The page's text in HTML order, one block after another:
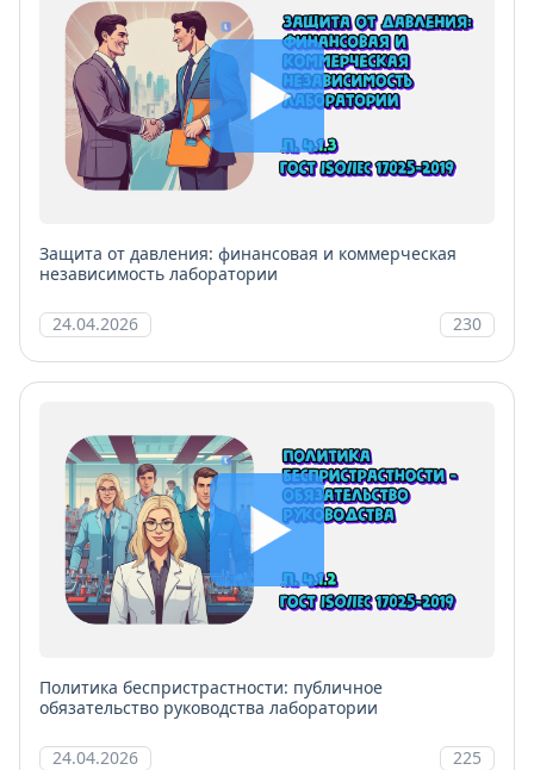
Защита от давления: финансовая и коммерческая
независимость лаборатории
24.04.2026 230
Политика беспристрастности: публичное
обязательство руководства лаборатории
24.04.2026 225